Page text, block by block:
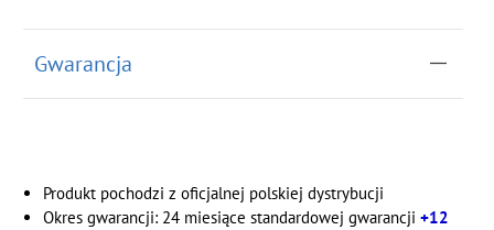
Gwarancja
Produkt pochodzi z oficjalnej polskiej dystrybucji
Okres gwarancji: 24 miesiące standardowej gwarancji +12